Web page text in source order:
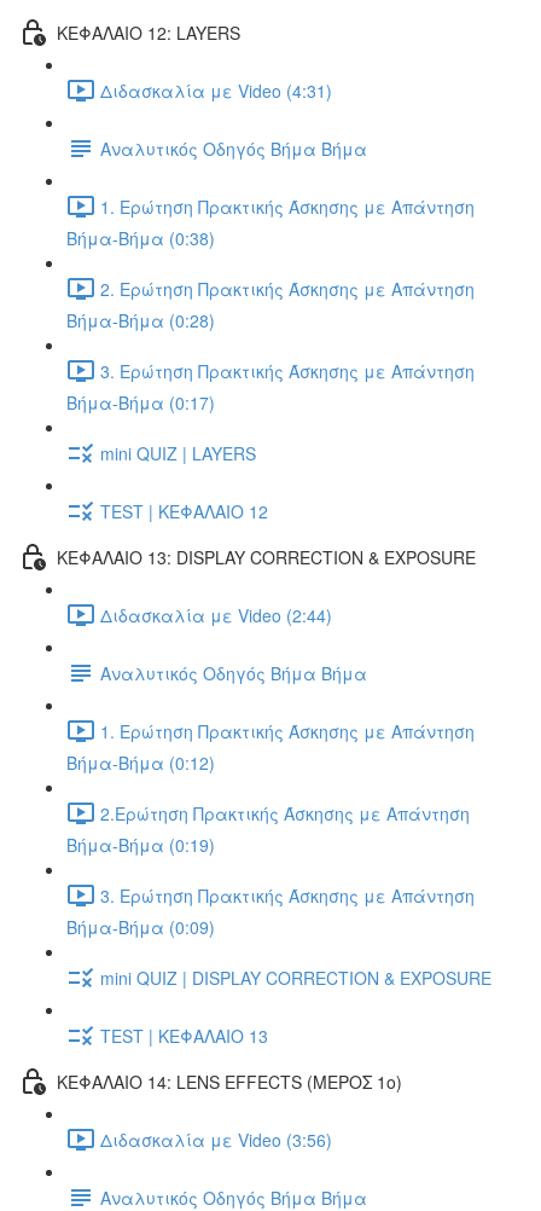
ΚΕΦΑΛΑΙΟ 12: LAYERS
Διδασκαλία με Video (4:31)
Αναλυτικός Οδηγός Βήμα Βήμα
1. Ερώτηση Πρακτικής Άσκησης με Απάντηση
Βήμα-Βήμα (0:38)
2. Ερώτηση Πρακτικής Άσκησης με Απάντηση
Βήμα-Βήμα (0:28)
3. Ερώτηση Πρακτικής Άσκησης με Απάντηση
Βήμα-Βήμα (0:17)
mini QUIZ | LAYERS
TEST | ΚΕΦΑΛΑΙΟ 12
ΚΕΦΑΛΑΙΟ 13: DISPLAY CORRECTION & EXPOSURE
Διδασκαλία με Video (2:44)
Αναλυτικός Οδηγός Βήμα Βήμα
1. Ερώτηση Πρακτικής Άσκησης με Απάντηση
Βήμα-Βήμα (0:12)
2.Ερώτηση Πρακτικής Άσκησης με Απάντηση
Βήμα-Βήμα (0:19)
3. Ερώτηση Πρακτικής Άσκησης με Απάντηση
Βήμα-Βήμα (0:09)
mini QUIZ | DISPLAY CORRECTION & EXPOSURE
TEST | ΚΕΦΑΛΑΙΟ 13
ΚΕΦΑΛΑΙΟ 14: LENS EFFECTS (ΜΕΡΟΣ 1ο)
Διδασκαλία με Video (3:56)
Αναλυτικός Οδηγός Βήμα Βήμα